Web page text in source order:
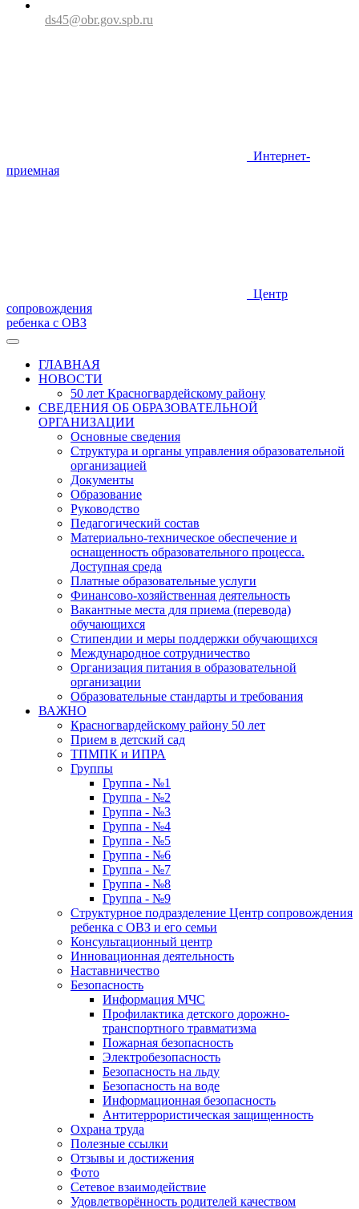
ds45@obr.gov.spb.ru
Интернет-
приемная
Центр
сопровождения
ребенка с ОВЗ
ГЛАВНАЯ
НОВОСТИ
50 лет Красногвардейскому району
СВЕДЕНИЯ ОБ ОБРАЗОВАТЕЛЬНОЙ
ОРГАНИЗАЦИИ
Основные сведения
Структура и органы управления образовательной
организацией
Документы
Образование
Руководство
Педагогический состав
Материально-техническое обеспечение и
оснащенность образовательного процесса.
Доступная среда
Платные образовательные услуги
Финансово-хозяйственная деятельность
Вакантные места для приема (перевода)
обучающихся
Стипендии и меры поддержки обучающихся
Международное сотрудничество
Организация питания в образовательной
организации
Образовательные стандарты и требования
ВАЖНО
Красногвардейскому району 50 лет
Прием в детский сад
ТПМПК и ИПРА
Группы
Группа - №1
Группа - №2
Группа - №3
Группа - №4
Группа - №5
Группа - №6
Группа - №7
Группа - №8
Группа - №9
Структурное подразделение Центр сопровождения
ребенка с ОВЗ и его семьи
Консультационный центр
Инновационная деятельность
Наставничество
Безопасность
Информация МЧС
Профилактика детского дорожно-
транспортного травматизма
Пожарная безопасность
Электробезопасность
Безопасность на льду
Безопасность на воде
Информационная безопасность
Антитеррористическая защищенность
Охрана труда
Полезные ссылки
Отзывы и достижения
Фото
Сетевое взаимодействие
Удовлетворённость родителей качеством